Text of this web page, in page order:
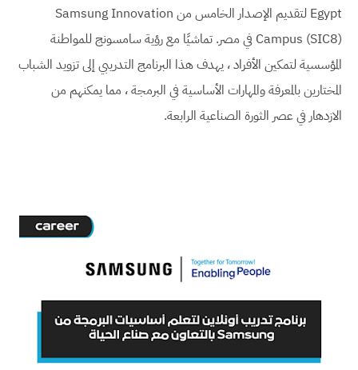
Egypt لتقديم الإصدار الخامس من Samsung Innovation
Campus (SIC8) في مصر. تماشيًا مع رؤية سامسونج للمواطنة
المؤسسية لتمكين الأفراد ، يهدف هذا البرنامج التدريبي إلى تزويد الشباب
المختارين بالمعرفة والمهارات الأساسية في البرمجة ، مما يمكنهم من
الازدهار في عصر الثورة الصناعية الرابعة.